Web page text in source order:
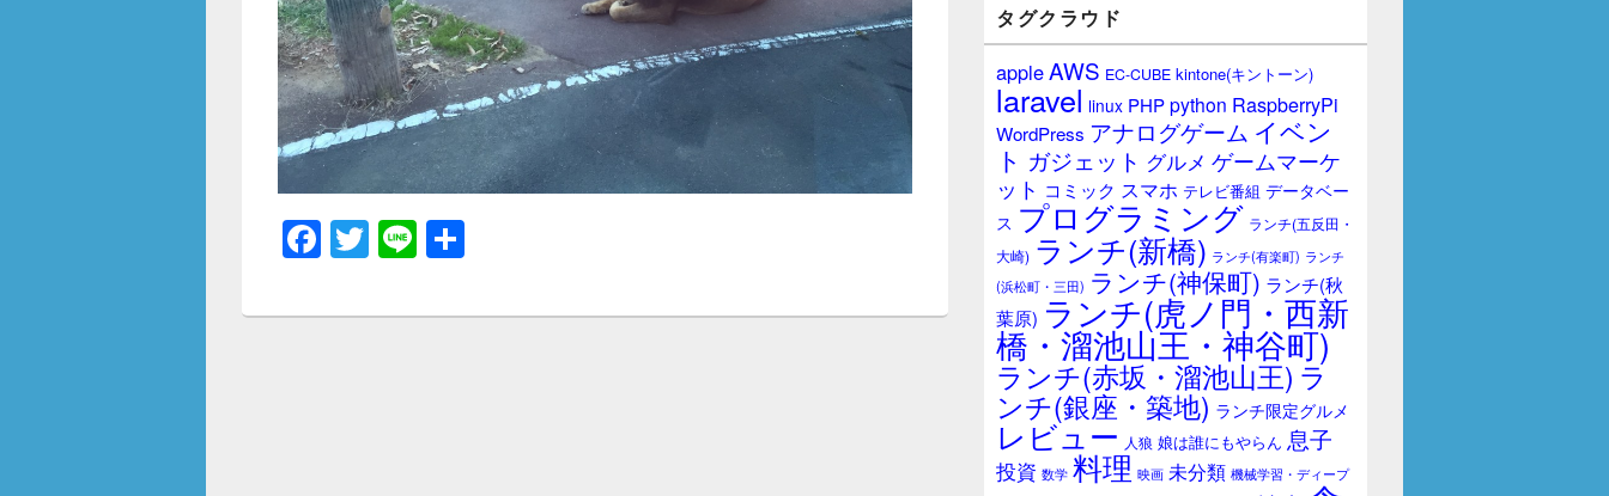
F
c
T
tt
Li
e
ー
ジ
ッ
ト
タグクラウド
appleAWS EC-CUBE kintone(キントーン)
laravel linux PHPpython RaspberryPi
WordPress アナログゲーム イベン
ト ガジェット グルメ ゲームマーケ
ット コミック スマホ テレビ番組 データベー
ス プログラミング ランチ(五反田・
大崎) ランチ(新橋) ランチ(有楽町) ランチ
(浜松町・三田) ランチ(神保町) ランチ(秋
葉原) ランチ(虎ノ門・西新
橋・溜池山王・神谷町)
ランチ(赤坂・溜池山王) ラ
ンチ(銀座・築地) ランチ限定グルメ
レビュー 人狼 娘は誰にもやらん 息子
投資 数学 料理 映画 未分類 機械学習・ディープ